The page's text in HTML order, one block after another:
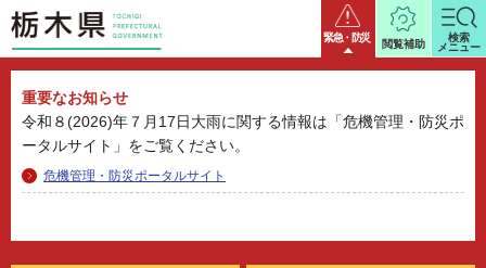
栃木県 緊急・防災
重要なお知らせ
令和８(2026)年７月17日大雨に関する情報は「危機管理・防災ポ
ータルサイト」をご覧ください。
危機管理・防災ポータルサイト
閲覧補助
検索
メニュー